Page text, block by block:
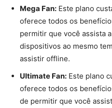
Mega Fan: Este plano
oferece todos os
permitir que você assista
dispositivos ao mesmo
assistir offline.
Ultimate Fan: Este plano
oferece todos os
de permitir que você